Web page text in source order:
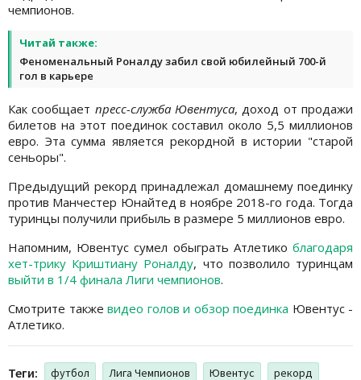
чемпионов.
Читай также:
Феноменальный Роналду забил свой юбилейный 700-й
гол в карьере
Как сообщает пресс-служба Ювентуса, доход от продажи
билетов на этот поединок составил около 5,5 миллионов
евро. Эта сумма является рекордной в истории "старой
сеньоры".
Предыдущий рекорд принадлежал домашнему поединку
против Манчестер Юнайтед в ноябре 2018-го года. Тогда
туринцы получили прибыль в размере 5 миллионов евро.
Напомним, Ювентус сумел обыграть Атлетико благодаря
хет-трику Криштиану Роналду, что позволило туринцам
выйти в 1/4 финала Лиги чемпионов.
Смотрите также видео голов и обзор поединка Ювентус -
Атлетико.
Теги: футбол Лига Чемпионов Ювентус
рекорд